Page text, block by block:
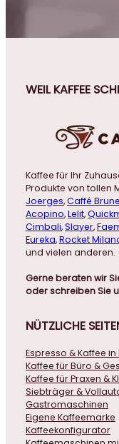
WEIL KAFFEE
Kaffee für Ihr
Produkte von tollen
Joerges,Caffé
Acopino,Lelit,
Cimbali,Slayer,
Eureka,Rocket
und vielen anderen.
Gerne beraten wir
oder schreiben Sie
NÜTZLICHE
Espresso & Kaffee in
Kaffee für Büro &
Kaffee für Praxen &
Siebträger &
Gastromaschinen
Eigene Kaffeemarke
Kaffeekonfigurator